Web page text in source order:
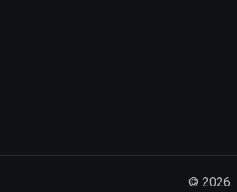
© 2026.